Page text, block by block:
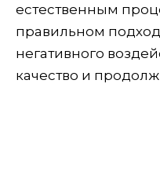
естественным
правильном
негативного
качество и